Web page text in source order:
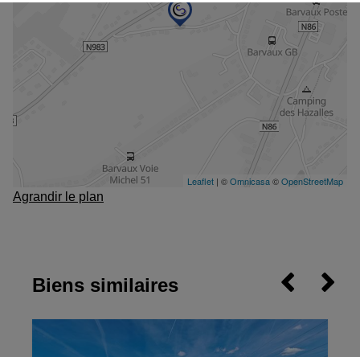
Agrandir le plan
Biens similaires